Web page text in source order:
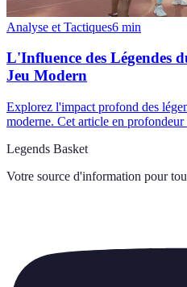
Analyse et Tactiques6 min
L'Influence des Légendes
Jeu Modern
Explorez l'impact profond des
moderne. Cet article en
Legends Basket
Votre source d'information pour